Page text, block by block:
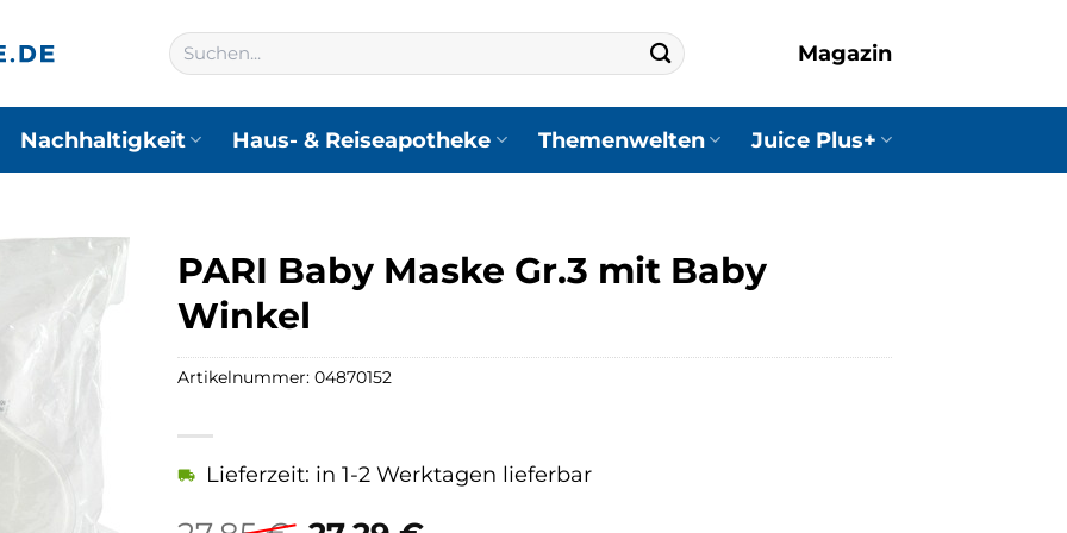
Suchen
nach:
Magazin
Nachhaltigkeit Haus- & Reiseapotheke Themenwelten Juice Plus+
PARI Baby Maske Gr.3 mit Baby
Winkel
Lieferzeit: in 1-2 Werktagen lieferbar
Artikelnummer: 04870152